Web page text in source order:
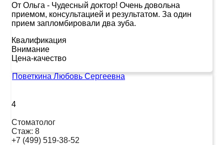
От Ольга - Чудесный доктор! Очень довольна
приемом, консультацией и результатом. За один
прием запломбировали два зуба.
Квалификация
Внимание
Цена-качество
Поветкина Любовь Сергеевна
4
Стоматолог
Стаж: 8
+7 (499) 519-38-52